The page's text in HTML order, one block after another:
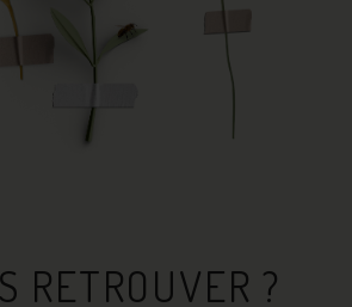
RETROUVER ?